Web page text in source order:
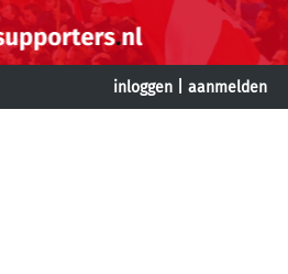
inloggen aanmelden